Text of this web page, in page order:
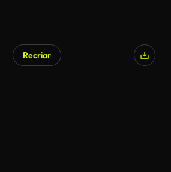
Recriar